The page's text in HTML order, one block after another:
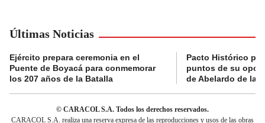
Últimas Noticias
Ejército prepara ceremonia en el
Puente de Boyacá para conmemorar
los 207 años de la Batalla
Pacto Histórico
puntos de su
de Abelardo de la
© CARACOL S.A. Todos los derechos reservados.
CARACOL S.A. realiza una reserva expresa de las reproducciones y usos de las obras